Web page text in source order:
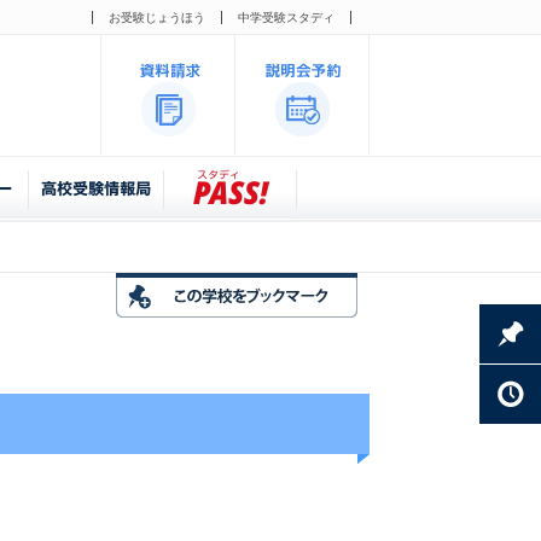
お受験じょうほう 中学受験スタディ